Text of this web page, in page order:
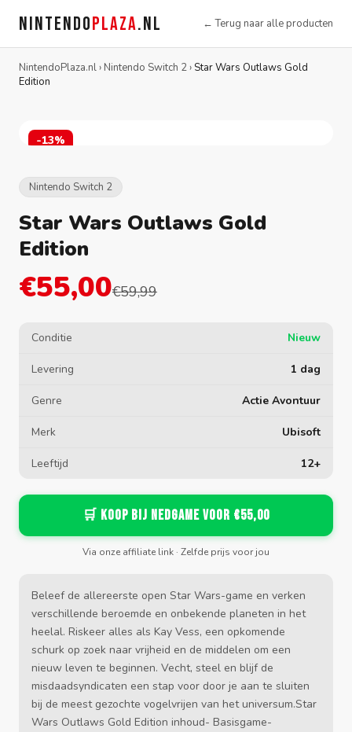
NINTENDOPLAZA.NL ← Terug naar alle producten
NintendoPlaza.nl› Nintendo Switch 2› Star Wars Outlaws Gold
Edition
-13%
Nintendo Switch 2
Star Wars Outlaws Gold
Edition
€55,00€59,99
Conditie Nieuw
Levering 1 dag
Genre Actie Avontuur
Merk Ubisoft
Leeftijd 12+
🛒 Koop bij Nedgame voor €55,00
Via onze affiliate link · Zelfde prijs voor jou
Beleef de allereerste open Star Wars-game en verken
verschillende beroemde en onbekende planeten in het
heelal. Riskeer alles als Kay Vess, een opkomende
schurk op zoek naar vrijheid en de middelen om een
nieuw leven te beginnen. Vecht, steel en blijf de
misdaadsyndicaten een stap voor door je aan te sluiten
bij de meest gezochte vogelvrijen van het universum.Star
Wars Outlaws Gold Edition inhoud- Basisgame-